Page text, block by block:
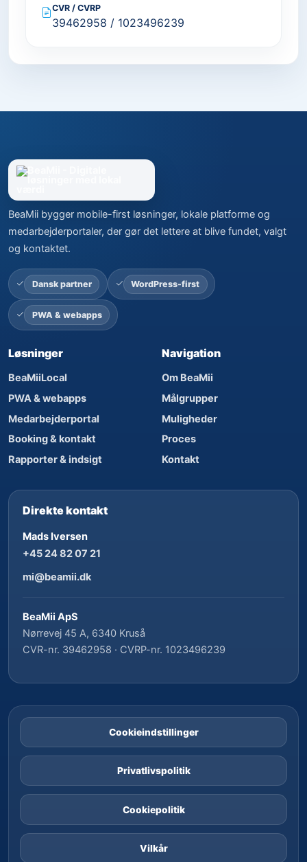
CVR / CVRP
39462958 / 1023496239
BeaMii bygger mobile-first løsninger, lokale platforme og
medarbejderportaler, der gør det lettere at blive fundet, valgt
og kontaktet.
Dansk partner WordPress-first
PWA & webapps
Løsninger
BeaMiiLocal
PWA & webapps
Medarbejderportal
Booking & kontakt
Rapporter & indsigt
Navigation
Om BeaMii
Målgrupper
Muligheder
Proces
Kontakt
Direkte kontakt
Mads Iversen
+45 24 82 07 21
mi@beamii.dk
BeaMii ApS
Nørrevej 45 A, 6340 Kruså
CVR-nr. 39462958 · CVRP-nr. 1023496239
Cookieindstillinger
Privatlivspolitik
Cookiepolitik
Vilkår